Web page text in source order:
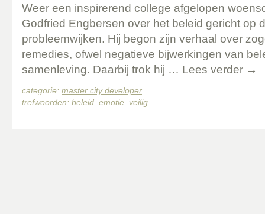
Weer een inspirerend college afgelopen
Godfried Engbersen over het beleid gericht op
probleemwijken. Hij begon zijn verhaal over
remedies, ofwel negatieve bijwerkingen van
samenleving. Daarbij trok hij … Lees verder →
categorie: master city developer
trefwoorden: beleid emotie veilig